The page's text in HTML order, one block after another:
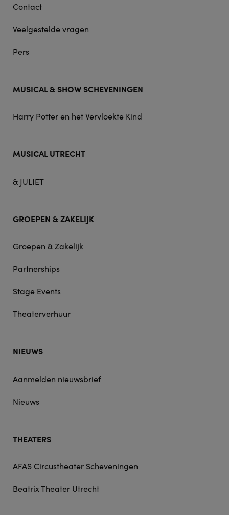
Contact
Veelgestelde vragen
Pers
MUSICAL & SHOW SCHEVENINGEN
Harry Potter en het Vervloekte Kind
MUSICAL UTRECHT
& JULIET
GROEPEN & ZAKELIJK
Groepen & Zakelijk
Partnerships
Stage Events
Theaterverhuur
NIEUWS
Aanmelden nieuwsbrief
Nieuws
THEATERS
AFAS Circustheater Scheveningen
Beatrix Theater Utrecht